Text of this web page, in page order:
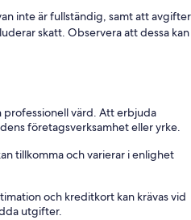
inte är fullständig, samt att avgifter
skatt. Observera att dessa kan
professionell värd. Att erbjuda
företagsverksamhet eller yrke.
tillkomma och varierar i enlighet
och kreditkort kan krävas vid
utgifter.